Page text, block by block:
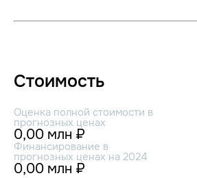
Стоимость
Оценка полной стоимости в
прогнозных ценах
0,00 млн ₽
Финансирование в
прогнозных ценах на 2024
0,00 млн ₽